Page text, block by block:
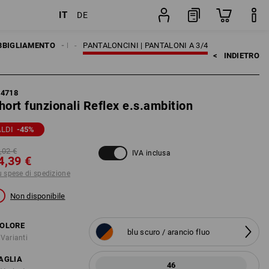
IT DE
PANTALONCINI | PANTALONI A 3/4
PANTALONI
< INDIETRO
funzionali Reflex e.s.ambition
-45%
€
€
spese di spedizione
IVA inclusa
Non disponibile
blu scuro / arancio fluo
46